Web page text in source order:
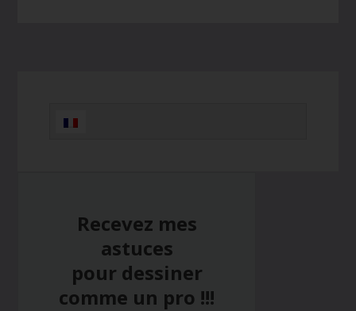
latérale
Recevez mes
astuces
pour dessiner
comme un pro !!!